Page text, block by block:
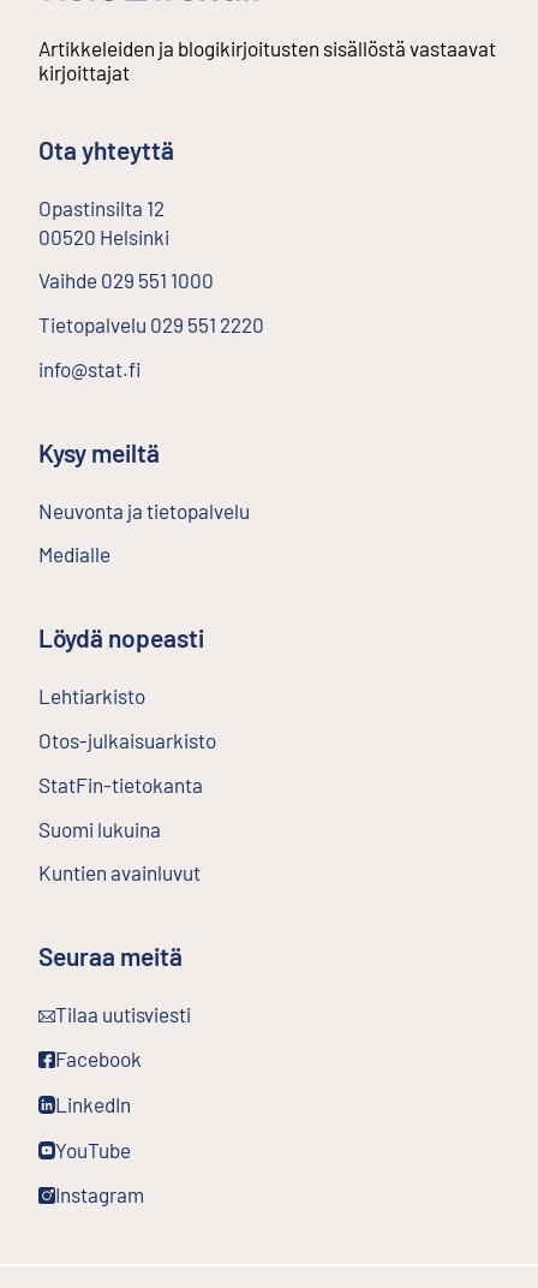
Artikkeleiden ja blogikirjoitusten sisällöstä vastaavat
kirjoittajat
Ota yhteyttä
Opastinsilta 12
00520 Helsinki
Vaihde 029 551 1000
Tietopalvelu 029 551 2220
info@stat.fi
Kysy meiltä
Neuvonta ja tietopalvelu
Medialle
Löydä nopeasti
Lehtiarkisto
Otos-julkaisuarkisto
StatFin-tietokanta
Suomi lukuina
Kuntien avainluvut
Seuraa meitä
Tilaa uutisviesti
Ulkoinen linkki
Facebook
Ulkoinen linkki
LinkedIn
Ulkoinen linkki
YouTube
Ulkoinen linkki
Instagram
Ulkoinen linkki